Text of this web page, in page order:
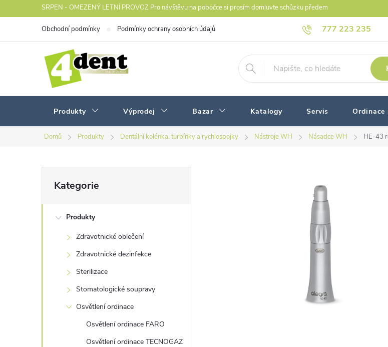
na
SRPEN - OMEZENÝ LETNÍ PROVOZ Pro návštěvu na pobočce si prosím domluvte schůzku předem
777 223 235
Obchodní podmínky Podmínky ochrany osobních údajů
Produkty Výprodej Bazar Katalogy Servis Ordinace
Domů Produkty Dentální kolénka, turbínky a rychlospojky Nástroje WH Násadce WH HE-43
o
kategorie
Kategorie
Produkty
Zdravotnické oblečení
Zdravotnické dezinfekce
Sterilizace
Stomatologické soupravy
Osvětlení ordinace
Osvětlení ordinace FARO
Osvětlení ordinace TECNOGAZ